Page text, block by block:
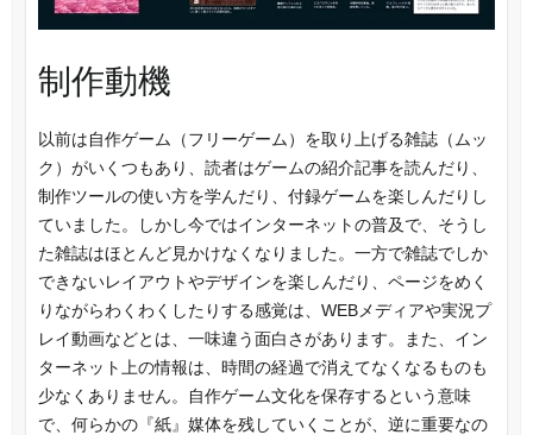
制作動機
以前は自作ゲーム（フリーゲーム）を取り上げる雑誌（ムッ
ク）がいくつもあり、読者はゲームの紹介記事を読んだり、
制作ツールの使い方を学んだり、付録ゲームを楽しんだりし
ていました。しかし今ではインターネットの普及で、そうし
た雑誌はほとんど見かけなくなりました。一方で雑誌でしか
できないレイアウトやデザインを楽しんだり、ページをめく
りながらわくわくしたりする感覚は、WEBメディアや実況プ
レイ動画などとは、一味違う面白さがあります。また、イン
ターネット上の情報は、時間の経過で消えてなくなるものも
少なくありません。自作ゲーム文化を保存するという意味
で、何らかの『紙』媒体を残していくことが、逆に重要なの